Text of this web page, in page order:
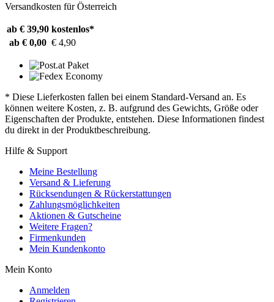
Versandkosten für Österreich
ab € 39,90 kostenlos*
ab € 0,00 € 4,90
* Diese Lieferkosten fallen bei einem Standard-Versand an. Es
können weitere Kosten, z. B. aufgrund des Gewichts, Größe oder
Eigenschaften der Produkte, entstehen. Diese Informationen findest
du direkt in der Produktbeschreibung.
Hilfe & Support
Meine Bestellung
Versand & Lieferung
Rücksendungen & Rückerstattungen
Zahlungsmöglichkeiten
Aktionen & Gutscheine
Weitere Fragen?
Firmenkunden
Mein Kundenkonto
Mein Konto
Anmelden